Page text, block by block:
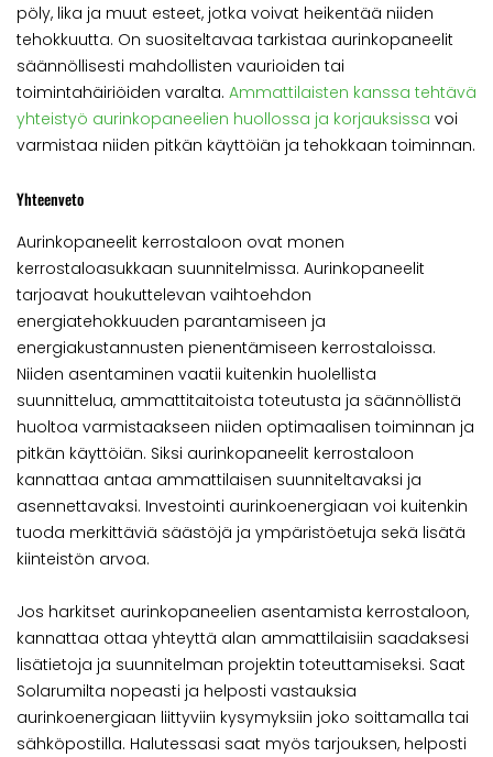
pöly, lika ja muut esteet, jotka voivat heikentää niiden
tehokkuutta. On suositeltavaa tarkistaa aurinkopaneelit
säännöllisesti mahdollisten vaurioiden tai
toimintahäiriöiden varalta. Ammattilaisten kanssa tehtävä
yhteistyö aurinkopaneelien huollossa ja korjauksissa voi
varmistaa niiden pitkän käyttöiän ja tehokkaan toiminnan.
Yhteenveto
Aurinkopaneelit kerrostaloon ovat monen
kerrostaloasukkaan suunnitelmissa. Aurinkopaneelit
tarjoavat houkuttelevan vaihtoehdon
energiatehokkuuden parantamiseen ja
energiakustannusten pienentämiseen kerrostaloissa.
Niiden asentaminen vaatii kuitenkin huolellista
suunnittelua, ammattitaitoista toteutusta ja säännöllistä
huoltoa varmistaakseen niiden optimaalisen toiminnan ja
pitkän käyttöiän. Siksi aurinkopaneelit kerrostaloon
kannattaa antaa ammattilaisen suunniteltavaksi ja
asennettavaksi. Investointi aurinkoenergiaan voi kuitenkin
tuoda merkittäviä säästöjä ja ympäristöetuja sekä lisätä
kiinteistön arvoa.
Jos harkitset aurinkopaneelien asentamista kerrostaloon,
kannattaa ottaa yhteyttä alan ammattilaisiin saadaksesi
lisätietoja ja suunnitelman projektin toteuttamiseksi. Saat
Solarumilta nopeasti ja helposti vastauksia
aurinkoenergiaan liittyviin kysymyksiin joko soittamalla tai
sähköpostilla. Halutessasi saat myös tarjouksen, helposti